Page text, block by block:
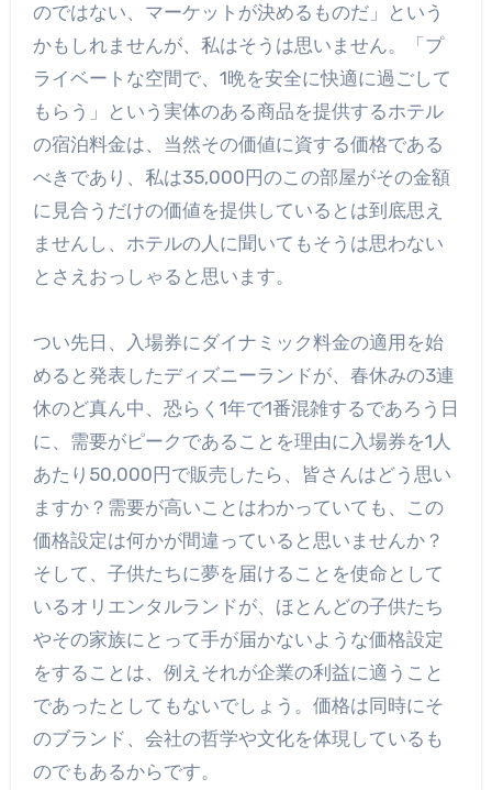
のではない、マーケットが決めるものだ」という
かもしれませんが、私はそうは思いません。「プ
ライベートな空間で、1晩を安全に快適に過ごして
もらう」という実体のある商品を提供するホテル
の宿泊料金は、当然その価値に資する価格である
べきであり、私は35,000円のこの部屋がその金額
に見合うだけの価値を提供しているとは到底思え
ませんし、ホテルの人に聞いてもそうは思わない
とさえおっしゃると思います。
つい先日、入場券にダイナミック料金の適用を始
めると発表したディズニーランドが、春休みの3連
休のど真ん中、恐らく1年で1番混雑するであろう日
に、需要がピークであることを理由に入場券を1人
あたり50,000円で販売したら、皆さんはどう思い
ますか？需要が高いことはわかっていても、この
価格設定は何かが間違っていると思いませんか？
そして、子供たちに夢を届けることを使命として
いるオリエンタルランドが、ほとんどの子供たち
やその家族にとって手が届かないような価格設定
をすることは、例えそれが企業の利益に適うこと
であったとしてもないでしょう。価格は同時にそ
のブランド、会社の哲学や文化を体現しているも
のでもあるからです。